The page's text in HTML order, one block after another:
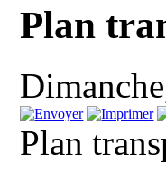
Plan
Plan